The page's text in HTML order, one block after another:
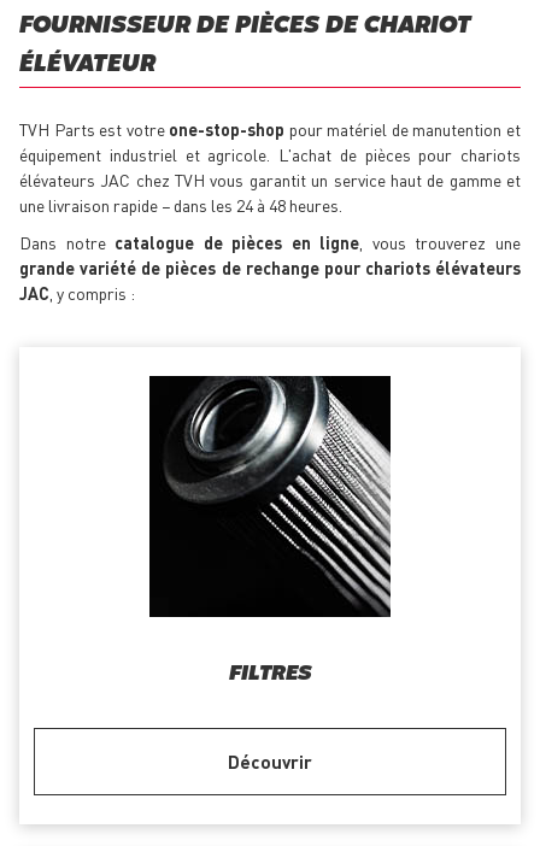
FOURNISSEUR DE PIÈCES DE CHARIOT
ÉLÉVATEUR
TVH Parts est votre one-stop-shop pour matériel de manutention et
équipement industriel et agricole. L'achat de pièces pour chariots
élévateurs JAC chez TVH vous garantit un service haut de gamme et
une livraison rapide − dans les 24 à 48 heures.
Dans notre catalogue de pièces en ligne , vous trouverez une
grande variété de pièces de rechange pour chariots élévateurs
JAC , y compris :
FILTRES
Découvrir